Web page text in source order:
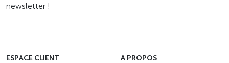
newsletter !
ESPACE CLIENT A PROPOS